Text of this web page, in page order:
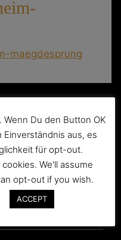
Mägdesprung
Du den Button OK
aus, es
für opt-out.
We'll assume
opt-out if you wish.
ACCEPT